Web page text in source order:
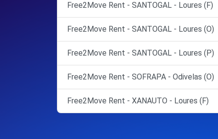
Free2Move Rent - SANTOGAL - Loures (F)
Free2Move Rent - SANTOGAL - Loures (O)
Free2Move Rent - SANTOGAL - Loures (P)
Free2Move Rent - SOFRAPA - Odivelas (O)
Free2Move Rent - XANAUTO - Loures (F)